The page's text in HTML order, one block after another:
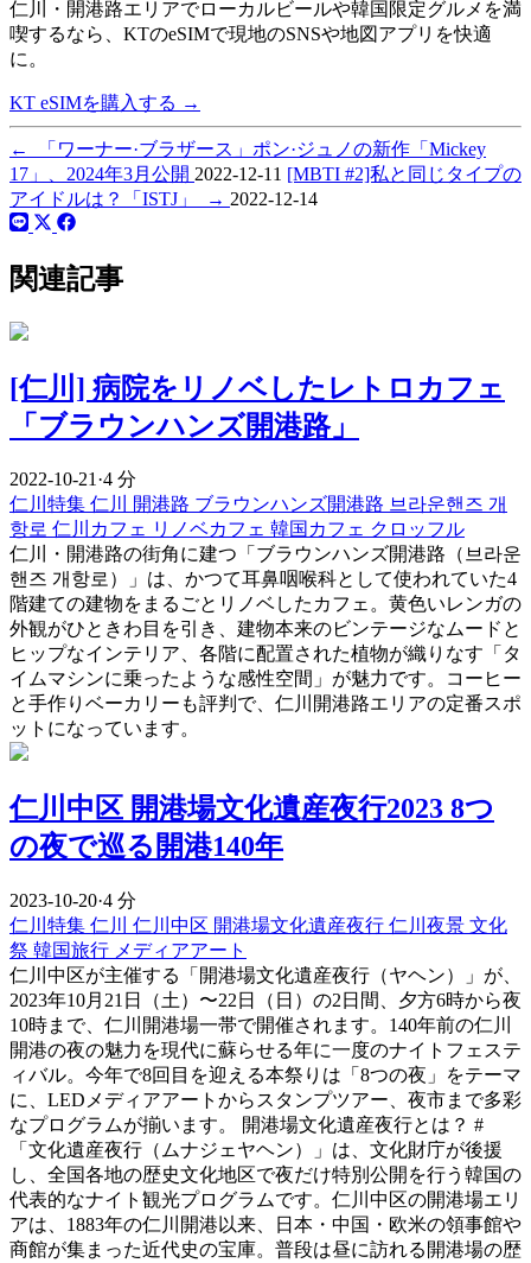
仁川・開港路エリアでローカルビールや韓国限定グルメを満
喫するなら、 KTのeSIMで現地のSNSや地図アプリを快適
に。
KT eSIMを購入する →
←
「ワーナー·ブラザース」ポン·ジュノの新作「Mickey
17」、2024年3月公開 2022-12-11 [MBTI #2]私と同じタイプの
アイドルは？「ISTJ」
→ 2022-12-14
関連記事
[仁川] 病院をリノベしたレトロカフェ
「ブラウンハンズ開港路」
2022-10-21·4 分
仁川特集 仁川 開港路 ブラウンハンズ開港路 브라운핸즈 개
항로 仁川カフェ リノベカフェ 韓国カフェ クロッフル
仁川・開港路の街角に建つ「ブラウンハンズ開港路（브라운
핸즈 개항로）」は、かつて耳鼻咽喉科として使われていた4
階建ての建物をまるごとリノベしたカフェ。黄色いレンガの
外観がひときわ目を引き、建物本来のビンテージなムードと
ヒップなインテリア、各階に配置された植物が織りなす「タ
イムマシンに乗ったような感性空間」が魅力です。コーヒー
と手作りベーカリーも評判で、仁川開港路エリアの定番スポ
ットになっています。
仁川中区 開港場文化遺産夜行2023 8つ
の夜で巡る開港140年
2023-10-20·4 分
仁川特集 仁川 仁川中区 開港場文化遺産夜行 仁川夜景 文化
祭 韓国旅行 メディアアート
仁川中区が主催する「開港場文化遺産夜行（ヤヘン）」が、
2023年10月21日（土）〜22日（日）の2日間、夕方6時から夜
10時まで、仁川開港場一帯で開催されます。140年前の仁川
開港の夜の魅力を現代に蘇らせる年に一度のナイトフェステ
ィバル。今年で8回目を迎える本祭りは「8つの夜」をテーマ
に、LEDメディアアートからスタンプツアー、夜市まで多彩
なプログラムが揃います。 開港場文化遺産夜行とは？ #
「文化遺産夜行（ムナジェヤヘン）」は、文化財庁が後援
し、全国各地の歴史文化地区で夜だけ特別公開を行う韓国の
代表的なナイト観光プログラムです。仁川中区の開港場エリ
アは、1883年の仁川開港以来、日本・中国・欧米の領事館や
商館が集まった近代史の宝庫。普段は昼に訪れる開港場の歴